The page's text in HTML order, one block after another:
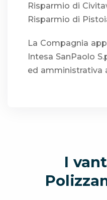
Risparmio di
Risparmio di
La Compagnia
Intesa SanPaolo
ed amministrativa
I